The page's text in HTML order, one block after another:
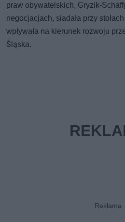
praw obywatelskich, Gryzik-
negocjacjach, siadała przy
wpływała na kierunek rozwoju
Śląska.